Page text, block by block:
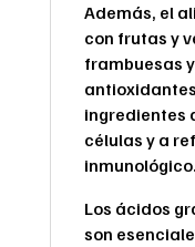
Además, el
con frutas y
frambuesas
ingredientes
células y a
inmunológico.
Los ácidos
son